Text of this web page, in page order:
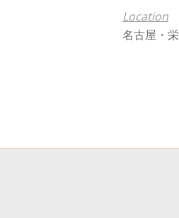
Location
名古屋・栄